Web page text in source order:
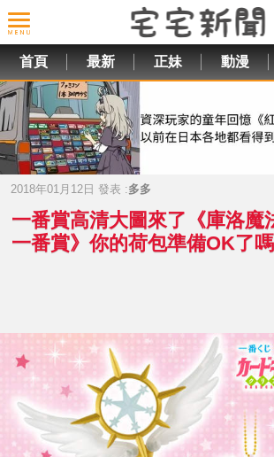
首頁 最新 正妹 動漫
2018年01月12日 發表 :多多
一番賞高清大圖來了《庫洛魔
一番賞》你的荷包準備OK了嗎